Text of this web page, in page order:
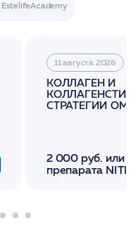
11 августа 2026
КОЛЛАГЕН И
СТРАТЕГИИ
2 000 руб. или
препарата